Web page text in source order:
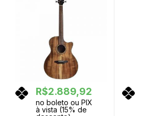
R$2.889,92
no boleto ou PIX
à vista (15% de